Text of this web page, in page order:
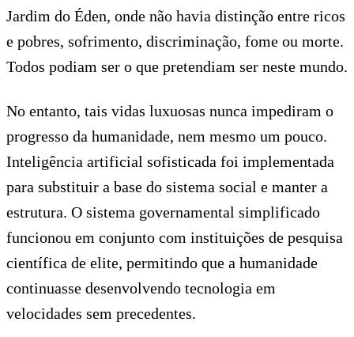
Jardim do Éden, onde não havia distinção entre ricos
e pobres, sofrimento, discriminação, fome ou morte.
Todos podiam ser o que pretendiam ser neste mundo.
No entanto, tais vidas luxuosas nunca impediram o
progresso da humanidade, nem mesmo um pouco.
Inteligência artificial sofisticada foi implementada
para substituir a base do sistema social e manter a
estrutura. O sistema governamental simplificado
funcionou em conjunto com instituições de pesquisa
científica de elite, permitindo que a humanidade
continuasse desenvolvendo tecnologia em
velocidades sem precedentes.